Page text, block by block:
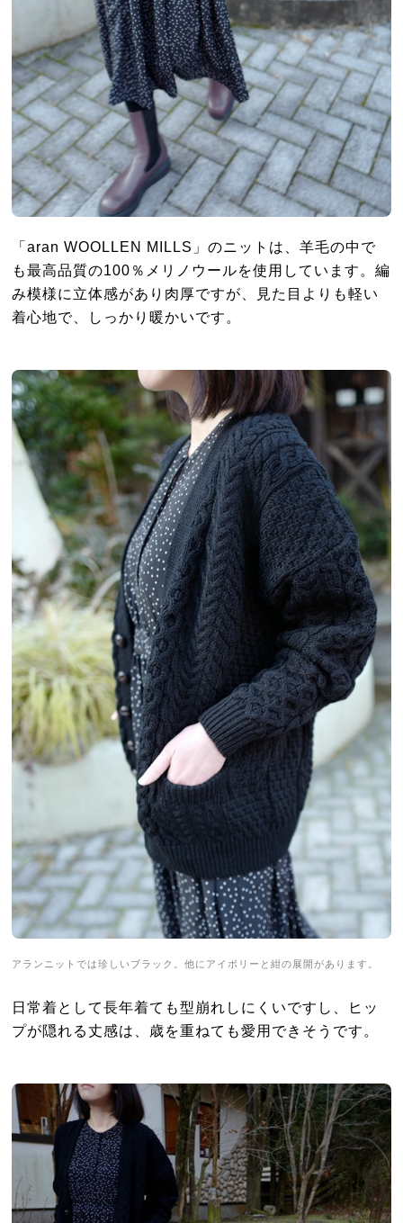
「aran WOOLLEN MILLS」のニットは、羊毛の中で
も最高品質の100％メリノウールを使用しています。編
み模様に立体感があり肉厚ですが、見た目よりも軽い
着心地で、しっかり暖かいです。
アランニットでは珍しいブラック。他にアイボリーと紺の展開があります。
日常着として長年着ても型崩れしにくいですし、ヒッ
プが隠れる丈感は、歳を重ねても愛用できそうです。